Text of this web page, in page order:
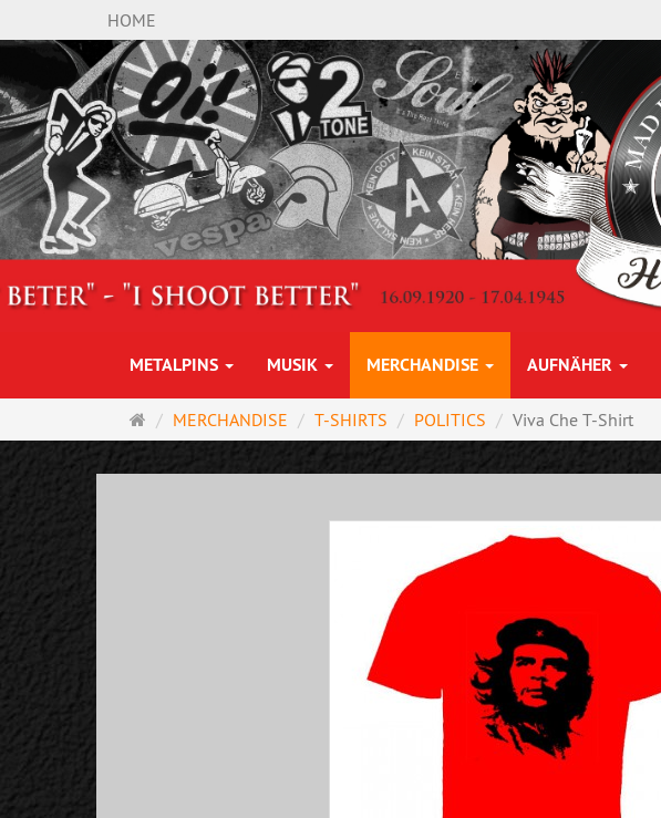
HOME
METALPINS MUSIK MERCHANDISE AUFNÄHER
Startseite
MERCHANDISE T-SHIRTS POLITICS Viva Che T-Shirt